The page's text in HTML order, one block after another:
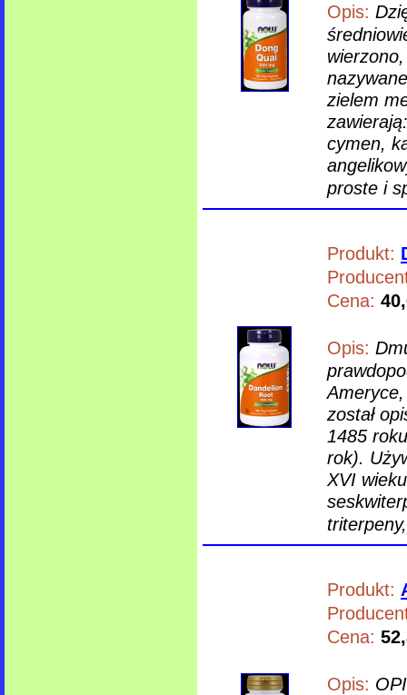
Opis:
zielem
cymen,
proste i
Produkt:
Cena:
Opis:
został
1485
rok).
XVI
Produkt:
Cena:
Opis: